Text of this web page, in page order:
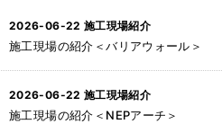
2026-06-22 施工現場紹介
施工現場の紹介＜バリアウォール＞
2026-06-22 施工現場紹介
施工現場の紹介＜NEPアーチ＞